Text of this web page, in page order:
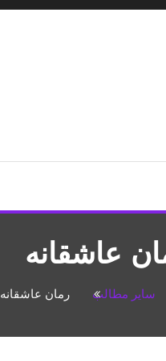
عاشقانه
سایر مطالب رمان عاشقانه